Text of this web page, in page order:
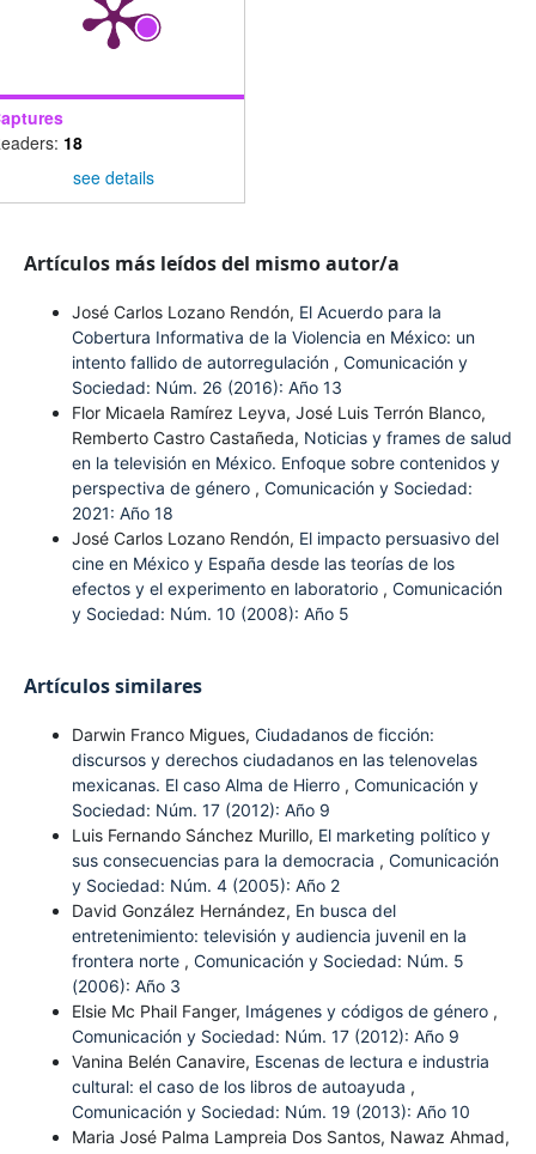
18
see details
Artículos más leídos del mismo autor/a
José Carlos Lozano Rendón, El Acuerdo para la
Cobertura Informativa de la Violencia en México: un
intento fallido de autorregulación , Comunicación y
Sociedad: Núm. 26 (2016): Año 13
Flor Micaela Ramírez Leyva, José Luis Terrón Blanco,
Remberto Castro Castañeda, Noticias y frames de salud
en la televisión en México. Enfoque sobre contenidos y
perspectiva de género , Comunicación y Sociedad:
2021: Año 18
José Carlos Lozano Rendón, El impacto persuasivo del
cine en México y España desde las teorías de los
efectos y el experimento en laboratorio , Comunicación
y Sociedad: Núm. 10 (2008): Año 5
Artículos similares
Darwin Franco Migues, Ciudadanos de ficción:
discursos y derechos ciudadanos en las telenovelas
mexicanas. El caso Alma de Hierro , Comunicación y
Sociedad: Núm. 17 (2012): Año 9
Luis Fernando Sánchez Murillo, El marketing político y
sus consecuencias para la democracia , Comunicación
y Sociedad: Núm. 4 (2005): Año 2
David González Hernández, En busca del
entretenimiento: televisión y audiencia juvenil en la
frontera norte , Comunicación y Sociedad: Núm. 5
(2006): Año 3
Elsie Mc Phail Fanger, Imágenes y códigos de género ,
Comunicación y Sociedad: Núm. 17 (2012): Año 9
Vanina Belén Canavire, Escenas de lectura e industria
cultural: el caso de los libros de autoayuda ,
Comunicación y Sociedad: Núm. 19 (2013): Año 10
Maria José Palma Lampreia Dos Santos, Nawaz Ahmad,